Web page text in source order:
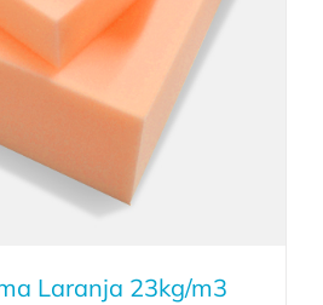
Laranja 23kg/m3